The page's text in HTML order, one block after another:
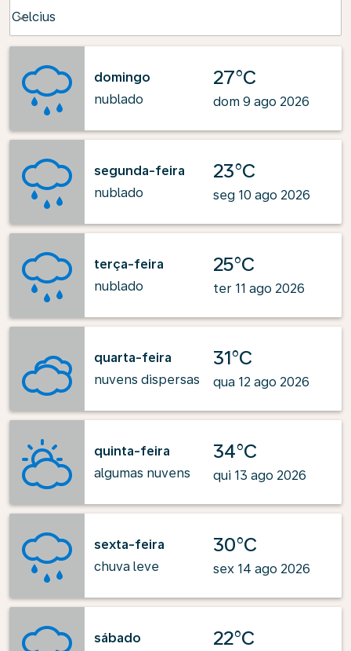
Celcius
keyboard_arrow_down
domingo
nublado
27°C
dom 9 ago 2026
segunda-feira
nublado
23°C
seg 10 ago 2026
terça-feira
nublado
25°C
ter 11 ago 2026
quarta-feira
nuvens dispersas
31°C
qua 12 ago 2026
quinta-feira
algumas nuvens
34°C
qui 13 ago 2026
sexta-feira
chuva leve
30°C
sex 14 ago 2026
sábado
22°C